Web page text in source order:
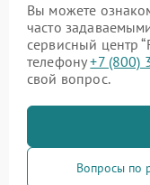
Вы можете
часто
сервисный центр
телефону+7 (800)
свой вопрос.
Вопросы по